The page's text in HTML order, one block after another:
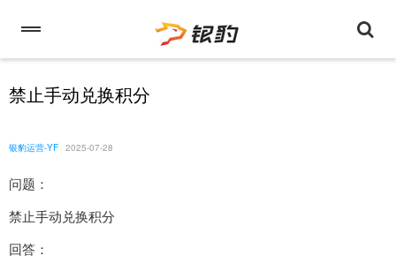
禁止手动兑换积分
银豹运营-YF 2025-07-28
问题：
禁止手动兑换积分
回答：